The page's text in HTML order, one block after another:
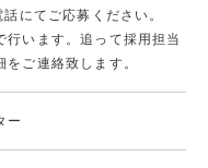
にてご応募ください。
います。追って採用担当
ご連絡致します。
ー